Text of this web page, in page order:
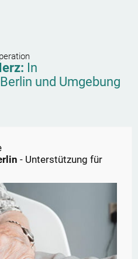
In
und Umgebung
- Unterstützung für